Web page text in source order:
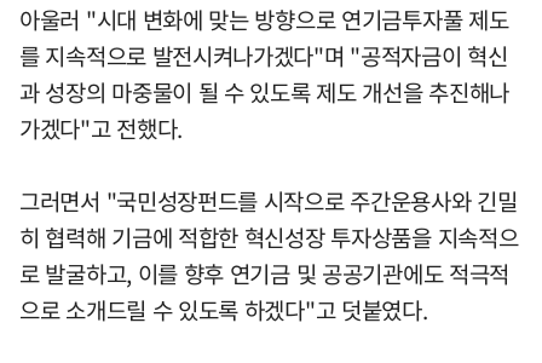
아울러 "시대 변화에 맞는 방향으로 연기금투자풀 제도
를 지속적으로 발전시켜나가겠다"며 "공적자금이 혁신
과 성장의 마중물이 될 수 있도록 제도 개선을 추진해나
가겠다"고 전했다.
그러면서 "국민성장펀드를 시작으로 주간운용사와 긴밀
히 협력해 기금에 적합한 혁신성장 투자상품을 지속적으
로 발굴하고, 이를 향후 연기금 및 공공기관에도 적극적
으로 소개드릴 수 있도록 하겠다"고 덧붙였다.